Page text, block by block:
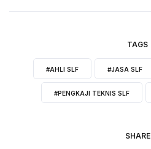
TAGS
#AHLI SLF #JASA SLF
#PENGKAJI TEKNIS SLF
SHARE